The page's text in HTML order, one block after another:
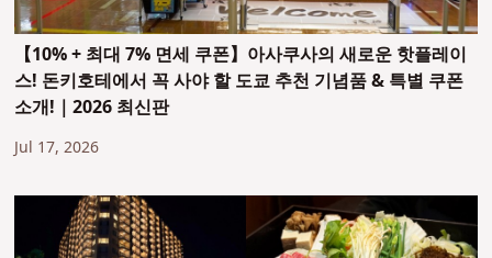
【10% + 최대 7% 면세 쿠폰】아사쿠사의 새로운 핫플레이
스! 돈키호테에서 꼭 사야 할 도쿄 추천 기념품 & 특별 쿠폰
소개!｜2026 최신판
Jul 17, 2026